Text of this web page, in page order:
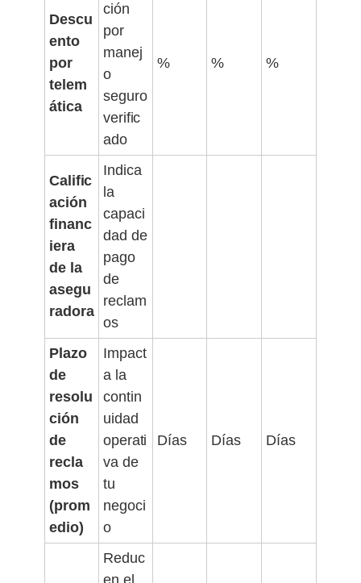
Descu
ento
por
telem
ática
ción
por
manej
o
seguro
verific
ado
% % %
Calific
ación
financ
iera
de la
asegu
radora
Indica
la
capaci
dad de
pago
de
reclam
os
Plazo
de
resolu
ción
de
recla
mos
(prom
edio)
Impact
a la
contin
uidad
operati
va de
tu
negoci
o
Días Días Días
Reduc